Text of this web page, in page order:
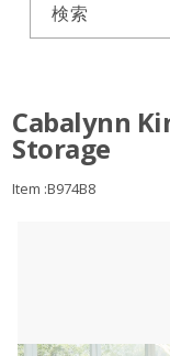
検索
Cabalynn King Panel Bed with
Storage
Item :B974B8